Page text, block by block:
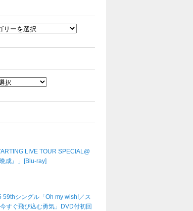
LIVE TOUR SPECIAL@
成』」[Blu-ray]
59thシングル「Oh my wish!／ス
すぐ飛び込む勇気」DVD付初回